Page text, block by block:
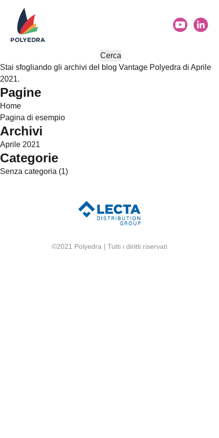
per:
Stai sfogliando gli archivi del blog Vantage Polyedra di Aprile
2021.
Pagine
Home
Pagina di esempio
Archivi
Aprile 2021
Categorie
Senza categoria (1)
©2021 Polyedra | Tutti i diritti riservati